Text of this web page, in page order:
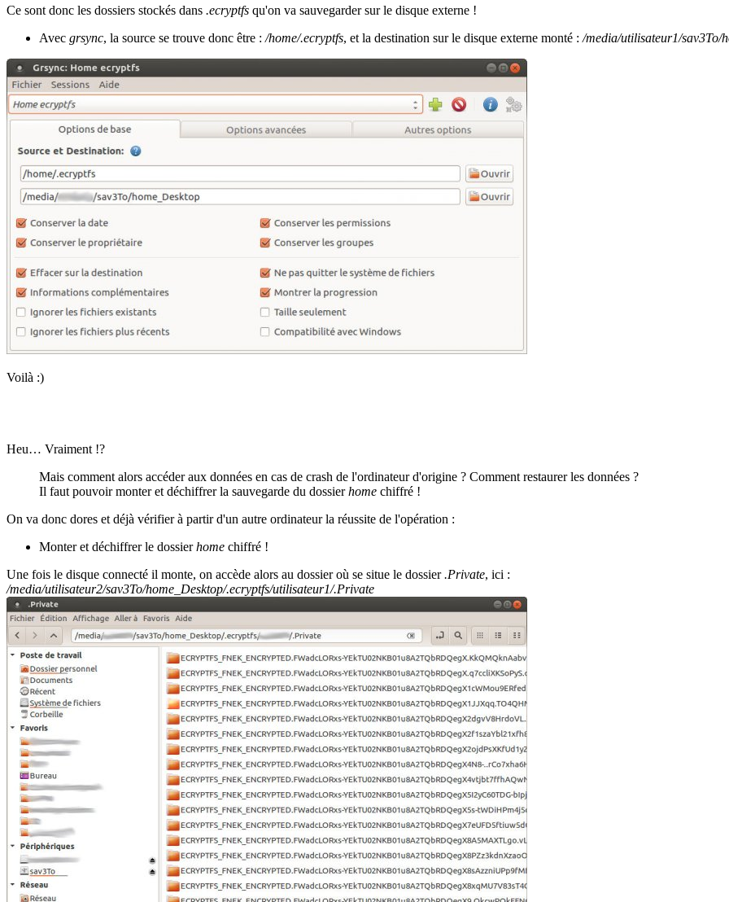
Ce sont donc les dossiers stockés dans .ecryptfs qu'on va sauvegarder sur le disque externe !
Avec grsync, la source se trouve donc être : /home/.ecryptfs, et la destination sur le disque externe monté : /media/utilisateur1/sav3To/
Voilà :)
Heu… Vraiment !?
Mais comment alors accéder aux données en cas de crash de l'ordinateur d'origine ? Comment restaurer les données ?
Il faut pouvoir monter et déchiffrer la sauvegarde du dossierhome chiffré !
On va donc dores et déjà vérifier à partir d'un autre ordinateur la réussite de l'opération :
Monter et déchiffrer le dossierhome chiffré !
Une fois le disque connecté il monte, on accède alors au dossier où se situe le dossier.Private, ici :
/media/utilisateur2/sav3To/home_Desktop/.ecryptfs/utilisateur1/.Private